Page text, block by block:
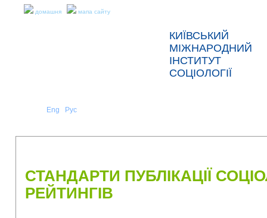
домашня мапа сайту
КИЇВСЬКИЙ
МІЖНАРОДНИЙ
ІНСТИТУТ
СОЦІОЛОГІЇ
Eng Рус
СТАНДАРТИ ПУБЛІКАЦІЇ
РЕЙТИНГІВ